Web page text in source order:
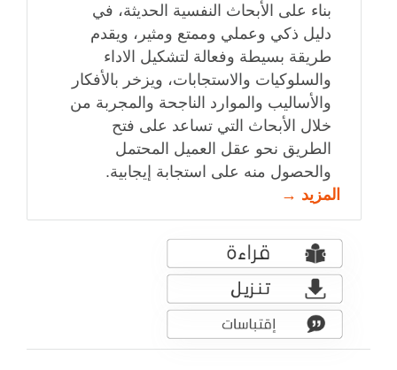
بناء على الأبحاث النفسية الحديثة، في
دليل ذكي وعملي وممتع ومثير، ويقدم
طريقة بسيطة وفعالة لتشكيل الاداء
والسلوكيات والاستجابات، ويزخر بالأفكار
والأساليب والموارد الناجحة والمجربة من
خلال الأبحاث التي تساعد على فتح
الطريق نحو عقل العميل المحتمل
والحصول منه على استجابة إيجابية.
المزيد →